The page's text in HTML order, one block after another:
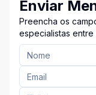
Enviar
Preencha os
especialistas entre